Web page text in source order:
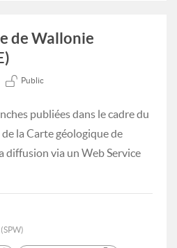
de Wallonie
Public
publiées dans le cadre du
la Carte géologique de
diffusion via un Web Service